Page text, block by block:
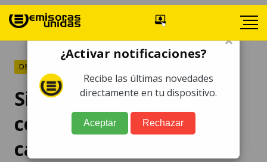
DEPORTES
Sir Kenny Dalglish
confirma diagnóstico de
cáncer
×
¿Activar notificaciones?
Recibe las últimas novedades
directamente en tu dispositivo.
Aceptar Rechazar